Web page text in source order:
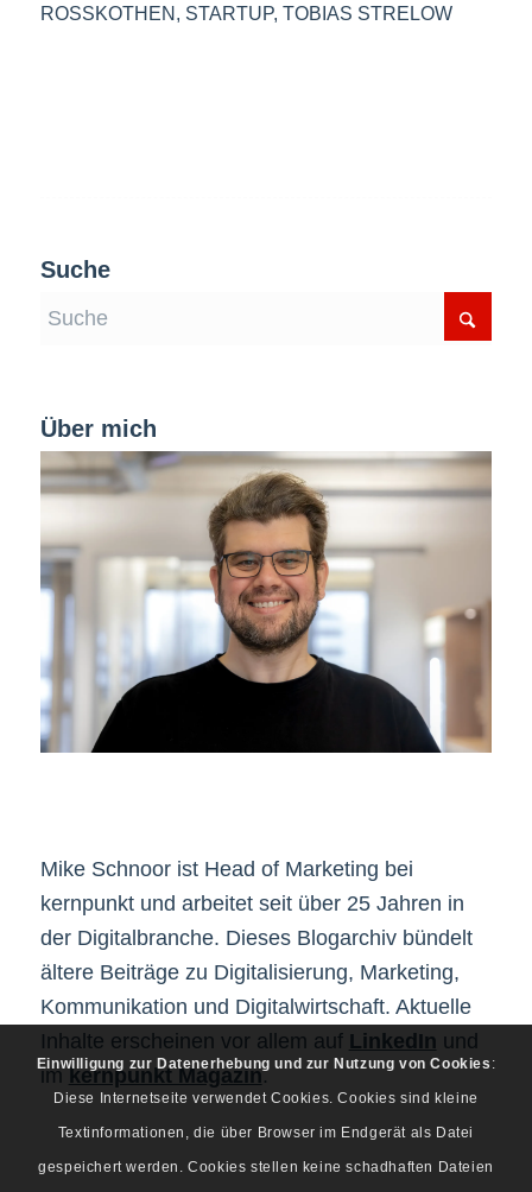
ROSSKOTHEN
, STARTUP, TOBIAS STRELOW
Suche
Über mich
Mike Schnoor ist Head of Marketing bei
kernpunkt und arbeitet seit über 25 Jahren in
der Digitalbranche. Dieses Blogarchiv bündelt
ältere Beiträge zu Digitalisierung, Marketing,
Kommunikation und Digitalwirtschaft. Aktuelle
Inhalte erscheinen vor allem auf LinkedIn und
imkernpunkt Magazin.
Einwilligung zur Datenerhebung und zur Nutzung von Cookies :
Diese Internetseite verwendet Cookies. Cookies sind kleine
Textinformationen, die über Browser im Endgerät als Datei
gespeichert werden. Cookies stellen keine schadhaften Dateien